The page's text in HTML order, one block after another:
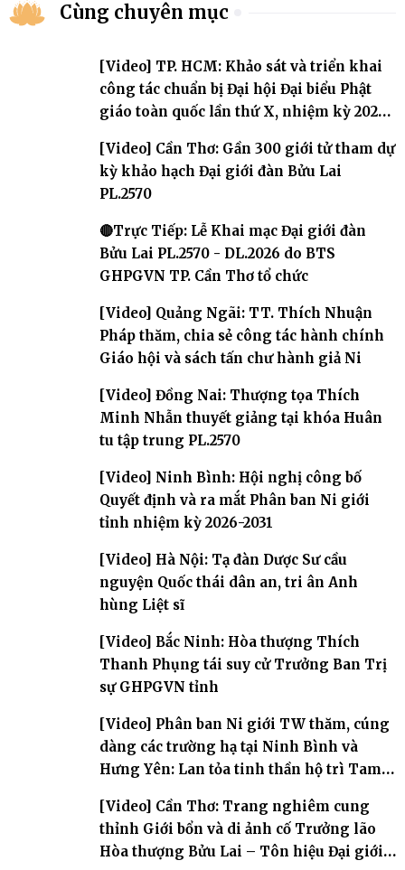
Cùng chuyên mục
[Video] TP. HCM: Khảo sát và triển khai
công tác chuẩn bị Đại hội Đại biểu Phật
giáo toàn quốc lần thứ X, nhiệm kỳ 2026-
[Video] Cần Thơ: Gần 300 giới tử tham dự
kỳ khảo hạch Đại giới đàn Bửu Lai
PL.2570
🔴Trực Tiếp: Lễ Khai mạc Đại giới đàn
Bửu Lai PL.2570 - DL.2026 do BTS
GHPGVN TP. Cần Thơ tổ chức
[Video] Quảng Ngãi: TT. Thích Nhuận
Pháp thăm, chia sẻ công tác hành chính
Giáo hội và sách tấn chư hành giả Ni
[Video] Đồng Nai: Thượng tọa Thích
Minh Nhẫn thuyết giảng tại khóa Huân
tu tập trung PL.2570
[Video] Ninh Bình: Hội nghị công bố
Quyết định và ra mắt Phân ban Ni giới
tỉnh nhiệm kỳ 2026-2031
[Video] Hà Nội: Tạ đàn Dược Sư cầu
nguyện Quốc thái dân an, tri ân Anh
hùng Liệt sĩ
[Video] Bắc Ninh: Hòa thượng Thích
Thanh Phụng tái suy cử Trưởng Ban Trị
sự GHPGVN tỉnh
[Video] Phân ban Ni giới TW thăm, cúng
dàng các trường hạ tại Ninh Bình và
Hưng Yên: Lan tỏa tinh thần hộ trì Tam
[Video] Cần Thơ: Trang nghiêm cung
thỉnh Giới bổn và di ảnh cố Trưởng lão
Hòa thượng Bửu Lai – Tôn hiệu Đại giới